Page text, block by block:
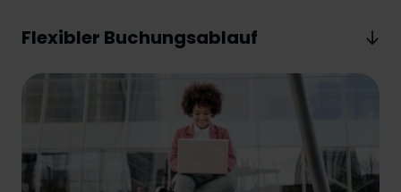
Flexibler Buchungsablauf